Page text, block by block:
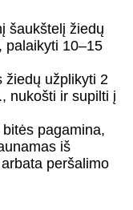
šaukštelį žiedų
palaikyti 10–15
žiedų užplikyti 2
nukošti ir supilti į
pagamina,
iš
peršalimo